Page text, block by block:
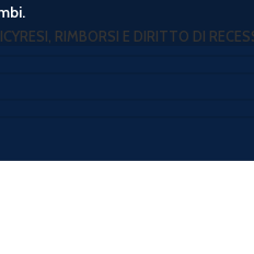
RESI, RIMBORSI E DIRITTO DI